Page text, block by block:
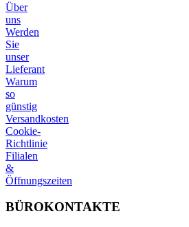
Über
uns
Werden
Sie
unser
Lieferant
Warum
so
günstig
Versandkosten
Cookie-
Richtlinie
Filialen
&
Öffnungszeiten
BÜROKONTAKTE